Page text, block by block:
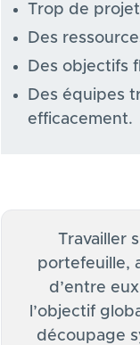
Trop de
Des
Des objectifs
Des équipes
efficacement.
Travailler
portefeuille,
d’entre
l’objectif
découpage